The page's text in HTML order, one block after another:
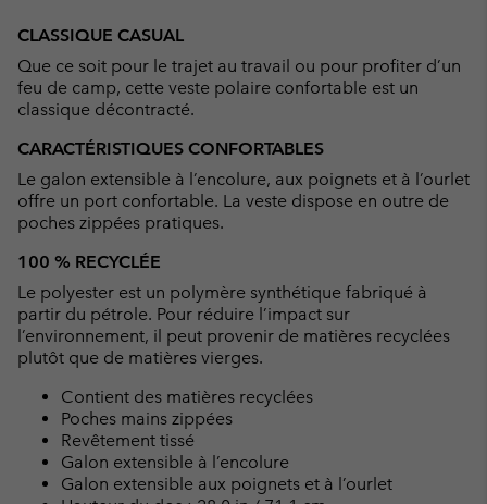
CLASSIQUE CASUAL
Que ce soit pour le trajet au travail ou pour profiter d’un
feu de camp, cette veste polaire confortable est un
classique décontracté.
CARACTÉRISTIQUES CONFORTABLES
Le galon extensible à l’encolure, aux poignets et à l’ourlet
offre un port confortable. La veste dispose en outre de
poches zippées pratiques.
100 % RECYCLÉE
Le polyester est un polymère synthétique fabriqué à
partir du pétrole. Pour réduire l’impact sur
l’environnement, il peut provenir de matières recyclées
plutôt que de matières vierges.
Contient des matières recyclées
Poches mains zippées
Revêtement tissé
Galon extensible à l’encolure
Galon extensible aux poignets et à l’ourlet